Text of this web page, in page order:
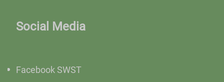
Social Media
Facebook SWST